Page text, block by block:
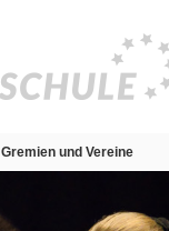
Gremien und Vereine